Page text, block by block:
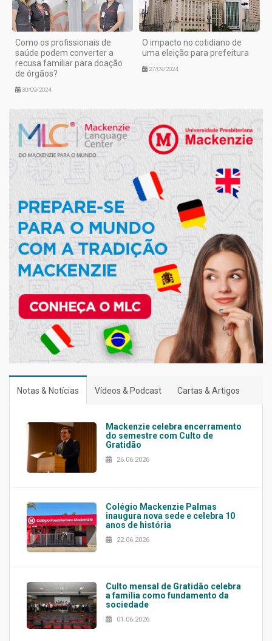
Como os profissionais de
saúde podem converter a
recusa familiar para doação
de órgãos?
30/09/2024
O impacto no cotidiano de
uma eleição para prefeitura
27/09/2024
Notas & Notícias Vídeos & Podcast Cartas & Artigos
Mackenzie celebra encerramento
do semestre com Culto de
Gratidão
26.06.2026
Colégio Mackenzie Palmas
inaugura nova sede e celebra 10
anos de história
22.06.2026
Culto mensal de Gratidão celebra
a família como fundamento da
sociedade
01.06.2026